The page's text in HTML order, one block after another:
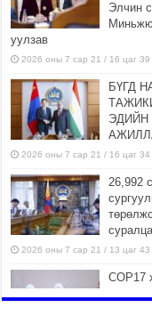
Элчин
уулзав
2026 оны 7 сар 21 / 16 цаг 39
БҮГД
ЭДИЙН
2026 оны 7 сар 21 / 16 цаг 34
26,992
2026 оны 7 сар 21 / 13 цаг 43
COP17